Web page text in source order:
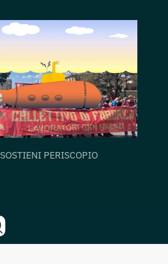
SOSTIENI PERISCOPIO